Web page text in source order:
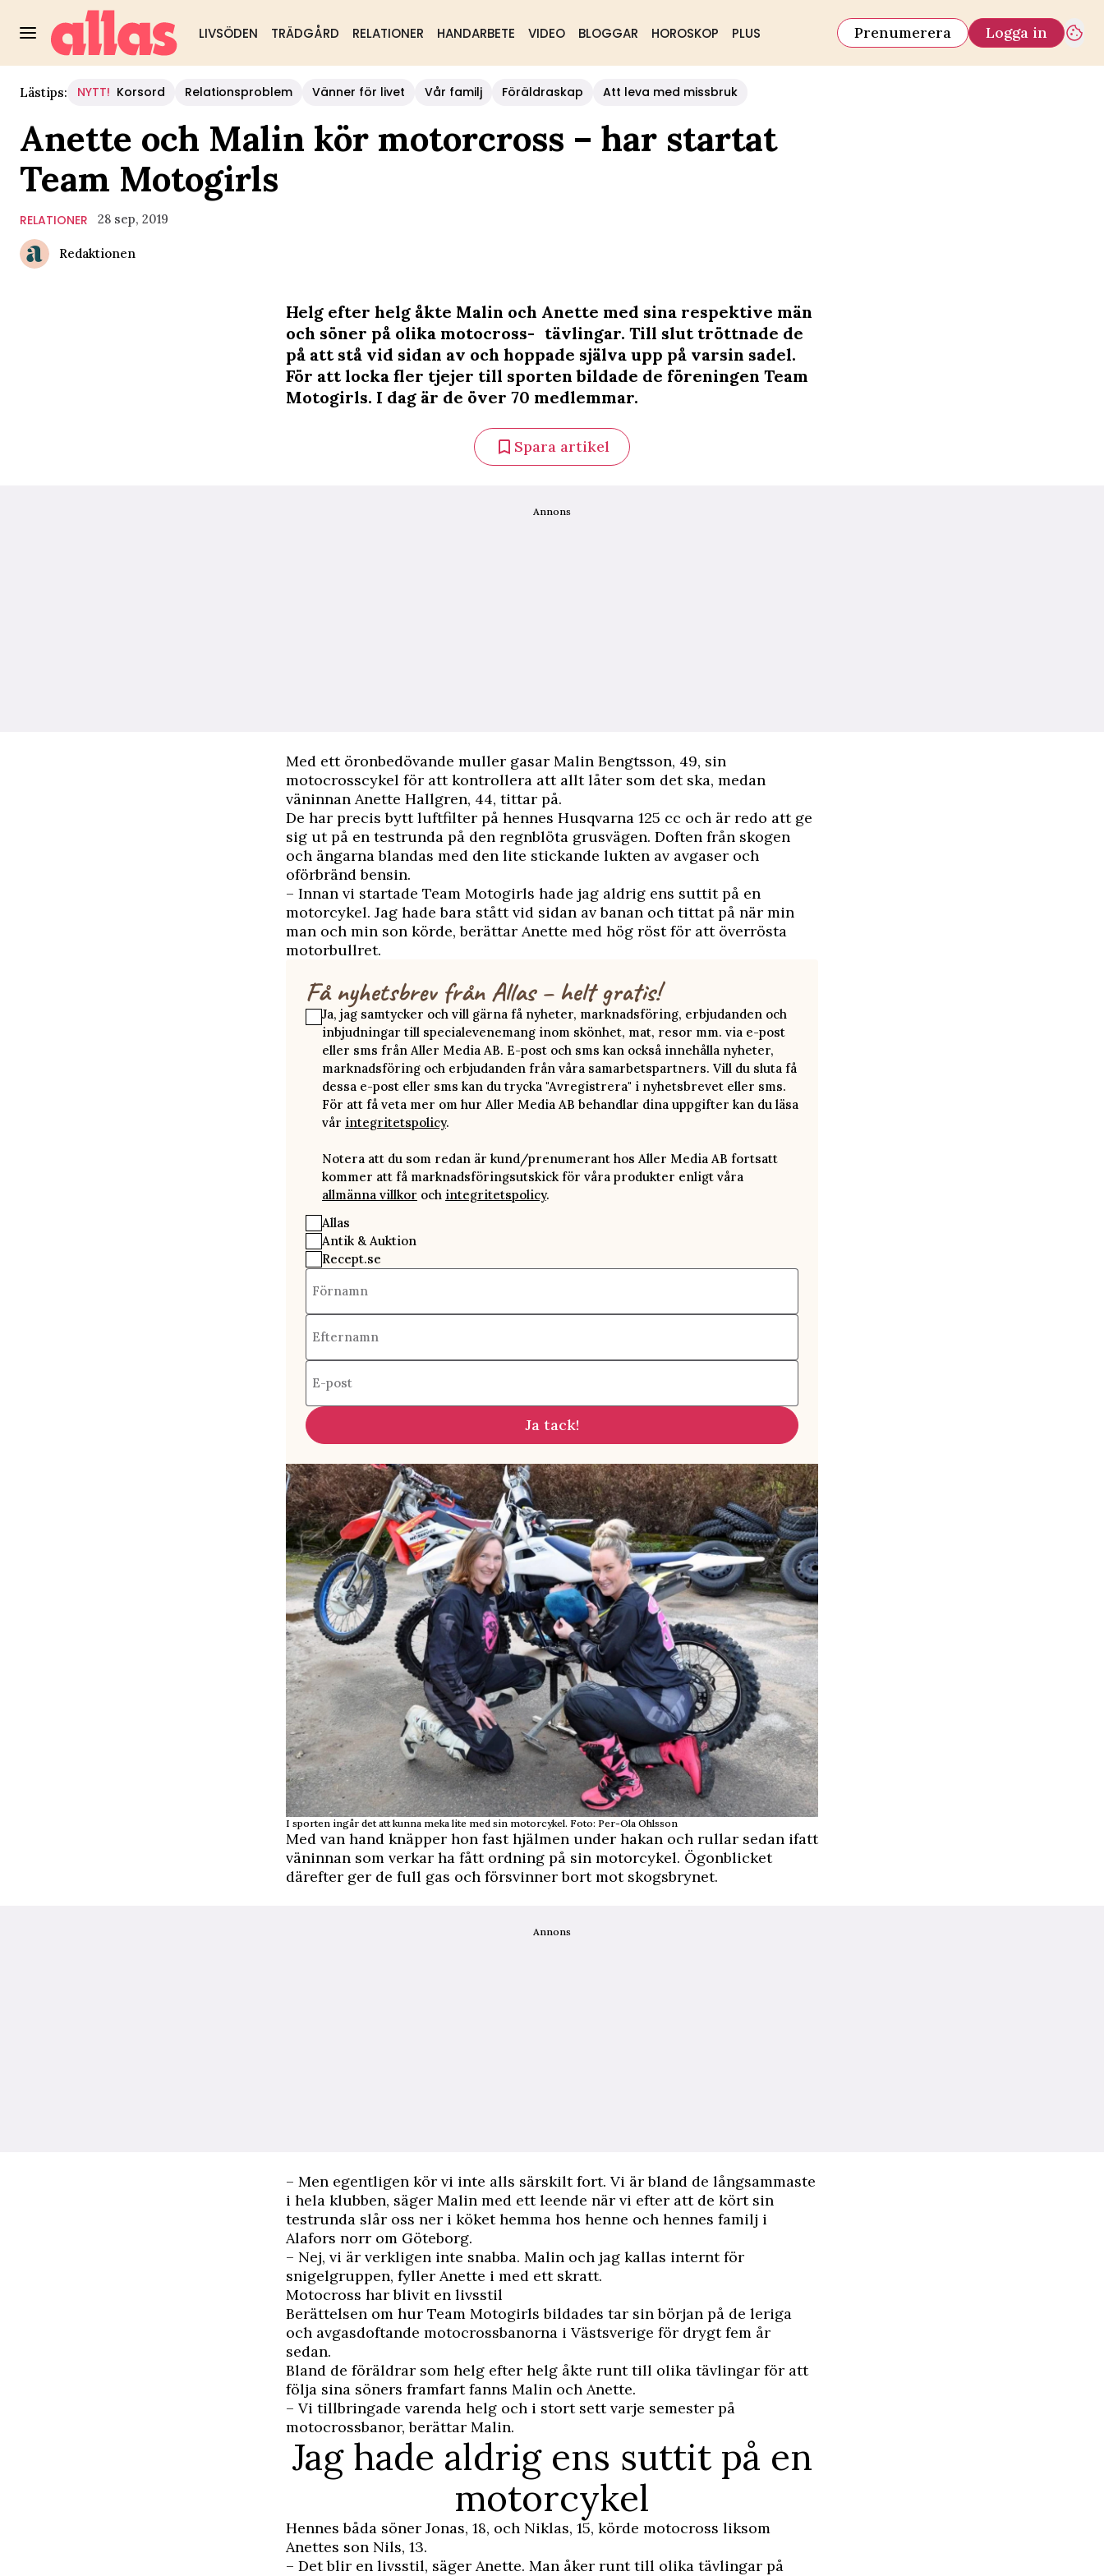
LIVSÖDEN TRÄDGÅRD RELATIONER HANDARBETE VIDEO BLOGGAR HOROSKOP PLUS Prenumerera Logga in
Lästips: NYTT! Korsord Relationsproblem Vänner för livet Vår familj Föräldraskap Att leva med missbruk
Anette och Malin kör motorcross – har startat
Team Motogirls
RELATIONER 28 sep, 2019
Redaktionen
Helg efter helg åkte Malin och Anette med sina respektive män
och söner på olika motocross- tävlingar. Till slut tröttnade de
på att stå vid sidan av och hoppade själva upp på varsin sadel.
För att locka fler tjejer till sporten bildade de föreningen Team
Motogirls. I dag är de över 70 medlemmar.
Spara artikel
Annons
Med ett öronbedövande muller gasar Malin Bengtsson, 49, sin
motocrosscykel för att kontrollera att allt låter som det ska, medan
väninnan Anette Hallgren, 44, tittar på.
De har precis bytt luftfilter på hennes Husqvarna 125 cc och är redo att ge
sig ut på en testrunda på den regnblöta grusvägen. Doften från skogen
och ängarna blandas med den lite stickande lukten av avgaser och
oförbränd bensin.
– Innan vi startade Team Motogirls hade jag aldrig ens suttit på en
motorcykel. Jag hade bara stått vid sidan av banan och tittat på när min
man och min son körde, berättar Anette med hög röst för att överrösta
motorbullret.
Få nyhetsbrev från Allas – helt gratis!
Ja, jag samtycker och vill gärna få nyheter, marknadsföring, erbjudanden och
inbjudningar till specialevenemang inom skönhet, mat, resor mm. via e-post
eller sms från Aller Media AB. E-post och sms kan också innehålla nyheter,
marknadsföring och erbjudanden från våra samarbetspartners. Vill du sluta få
dessa e-post eller sms kan du trycka "Avregistrera" i nyhetsbrevet eller sms.
För att få veta mer om hur Aller Media AB behandlar dina uppgifter kan du läsa
vår integritetspolicy.
Notera att du som redan är kund/prenumerant hos Aller Media AB fortsatt
kommer att få marknadsföringsutskick för våra produkter enligt våra
allmänna villkor och integritetspolicy.
Allas
Antik & Auktion
Recept.se
Förnamn
Efternamn
E-post
Ja tack!
I sporten ingår det att kunna meka lite med sin motorcykel. Foto: Per-Ola Ohlsson
Med van hand knäpper hon fast hjälmen under hakan och rullar sedan ifatt
väninnan som verkar ha fått ordning på sin motorcykel. Ögonblicket
därefter ger de full gas och försvinner bort mot skogsbrynet.
Annons
– Men egentligen kör vi inte alls särskilt fort. Vi är bland de långsammaste
i hela klubben, säger Malin med ett leende när vi efter att de kört sin
testrunda slår oss ner i köket hemma hos henne och hennes familj i
Alafors norr om Göteborg.
– Nej, vi är verkligen inte snabba. Malin och jag kallas internt för
snigelgruppen, fyller Anette i med ett skratt.
Motocross har blivit en livsstil
Berättelsen om hur Team Motogirls bildades tar sin början på de leriga
och avgasdoftande motocrossbanorna i Västsverige för drygt fem år
sedan.
Bland de föräldrar som helg efter helg åkte runt till olika tävlingar för att
följa sina söners framfart fanns Malin och Anette.
– Vi tillbringade varenda helg och i stort sett varje semester på
motocrossbanor, berättar Malin.
Jag hade aldrig ens suttit på en
motorcykel
Hennes båda söner Jonas, 18, och Niklas, 15, körde motocross liksom
Anettes son Nils, 13.
– Det blir en livsstil, säger Anette. Man åker runt till olika tävlingar på